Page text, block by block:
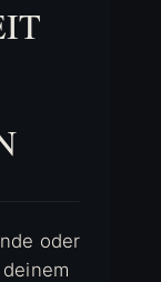
oder